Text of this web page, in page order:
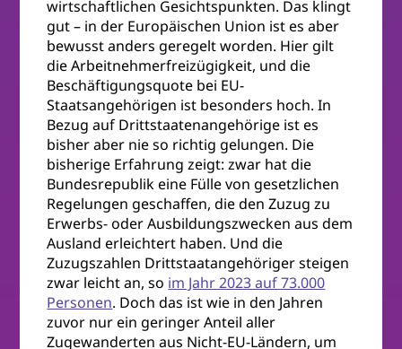
wirtschaftlichen Gesichtspunkten. Das klingt
gut – in der Europäischen Union ist es aber
bewusst anders geregelt worden. Hier gilt
die Arbeitnehmerfreizügigkeit, und die
Beschäftigungsquote bei EU-
Staatsangehörigen ist besonders hoch. In
Bezug auf Drittstaatenangehörige ist es
bisher aber nie so richtig gelungen. Die
bisherige Erfahrung zeigt: zwar hat die
Bundesrepublik eine Fülle von gesetzlichen
Regelungen geschaffen, die den Zuzug zu
Erwerbs- oder Ausbildungszwecken aus dem
Ausland erleichtert haben. Und die
Zuzugszahlen Drittstaatangehöriger steigen
zwar leicht an, so im Jahr 2023 auf 73.000
Personen. Doch das ist wie in den Jahren
zuvor nur ein geringer Anteil aller
Zugewanderten aus Nicht-EU-Ländern, um